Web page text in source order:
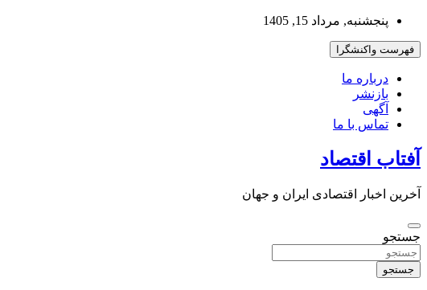
بروید
پنجشنبه, مرداد 15, 1405
فهرست واکنشگرا
درباره ما
بازنشر
آگهی
تماس با ما
آفتاب اقتصاد
آخرین اخبار اقتصادی ایران و جهان
جستجو
جستجو